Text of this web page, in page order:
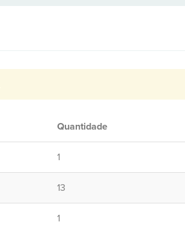
Quantidade
1
13
1